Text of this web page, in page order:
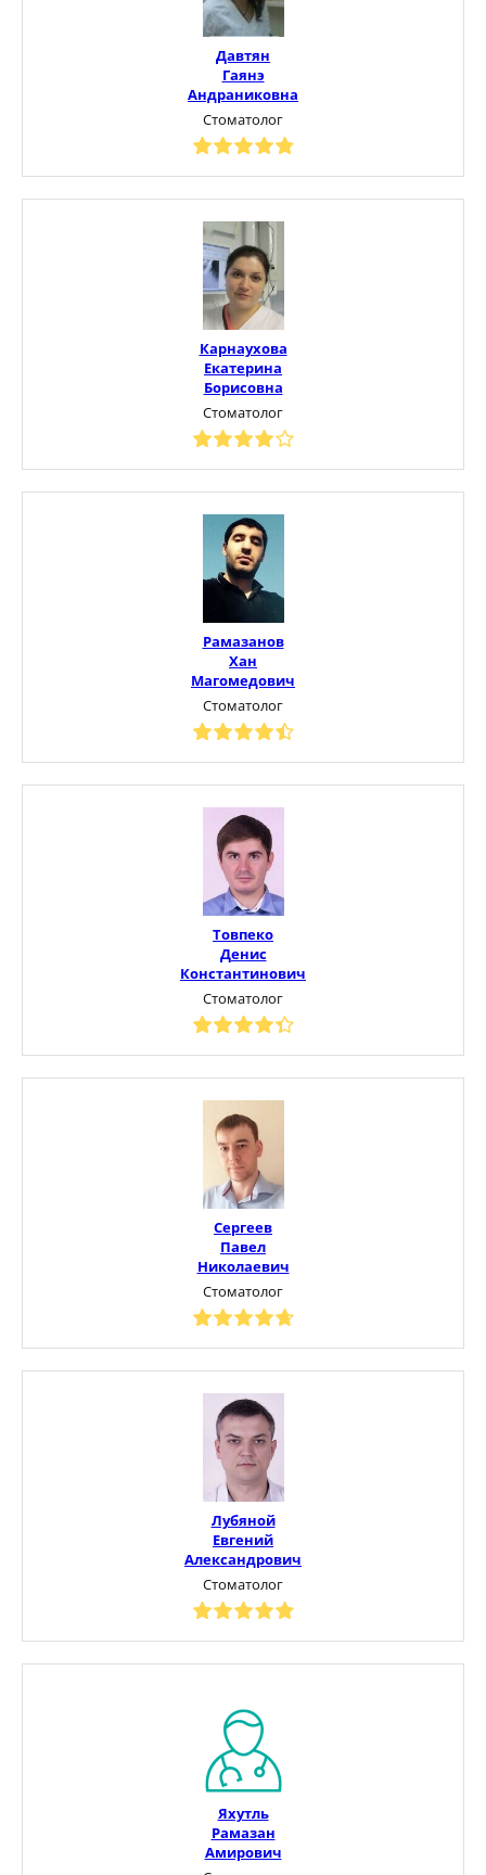
Давтян
Гаянэ
Андраниковна
Стоматолог
Карнаухова
Екатерина
Борисовна
Стоматолог
Рамазанов
Хан
Магомедович
Стоматолог
Товпеко
Денис
Константинович
Стоматолог
Сергеев
Павел
Николаевич
Стоматолог
Лубяной
Евгений
Александрович
Стоматолог
Яхутль
Рамазан
Амирович